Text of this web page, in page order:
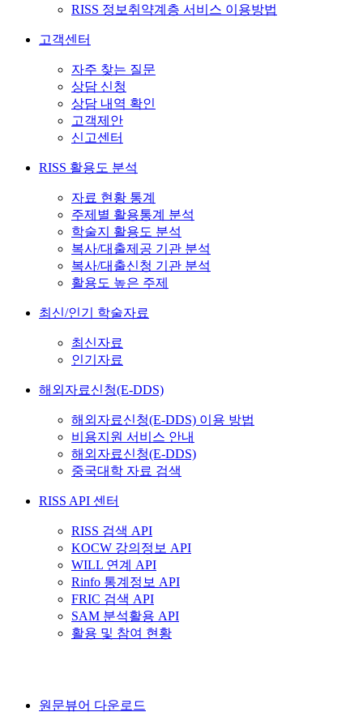
RISS 정보취약계층 서비스 이용방법
고객센터
자주 찾는 질문
상담 신청
상담 내역 확인
고객제안
신고센터
RISS 활용도 분석
자료 현황 통계
주제별 활용통계 분석
학술지 활용도 분석
복사/대출제공 기관 분석
복사/대출신청 기관 분석
활용도 높은 주제
최신/인기 학술자료
최신자료
인기자료
해외자료신청(E-DDS)
해외자료신청(E-DDS) 이용 방법
비용지원 서비스 안내
해외자료신청(E-DDS)
중국대학 자료 검색
RISS API 센터
RISS 검색 API
KOCW 강의정보 API
WILL 연계 API
Rinfo 통계정보 API
FRIC 검색 API
SAM 분석활용 API
활용 및 참여 현황
원문뷰어 다운로드